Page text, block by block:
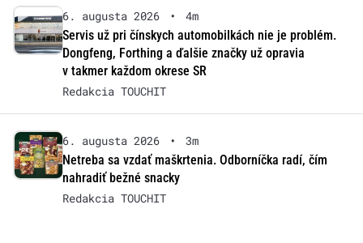
6. augusta 2026 •
4m
Servis už pri čínskych automobilkách nie je problém.
Dongfeng, Forthing a ďalšie značky už opravia
v takmer každom okrese SR
Redakcia TOUCHIT
6. augusta 2026 •
3m
Netreba sa vzdať maškrtenia. Odborníčka radí, čím
nahradiť bežné snacky
Redakcia TOUCHIT